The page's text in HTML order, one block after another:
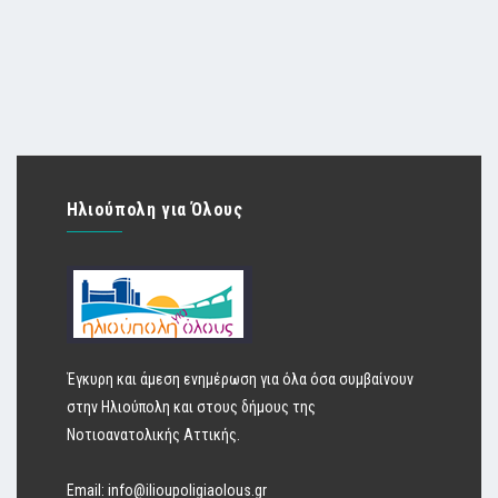
Ηλιούπολη για Όλους
Έγκυρη και άμεση ενημέρωση για όλα όσα συμβαίνουν
στην Ηλιούπολη και στους δήμους της
Νοτιοανατολικής Αττικής.
Email: info@ilioupoligiaolous.gr